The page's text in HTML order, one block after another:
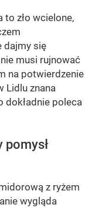
to zło wcielone,
dajmy się
musi rujnować
na potwierdzenie
Lidlu znana
dokładnie poleca
pomysł
z ryżem
wygląda